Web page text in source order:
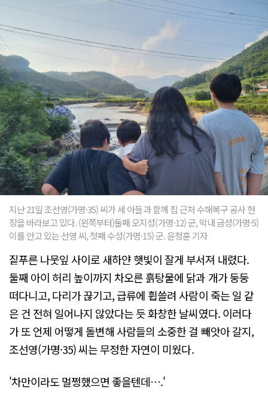
지난 21일 조선영(가명·35) 씨가 세 아들과 함께 집 근처 수해복구 공사 현
장을 바라보고 있다. (왼쪽부터)둘째 오지성(가명·12) 군, 막내 금성(가명·5)
이를 안고 있는 선영 씨, 첫째 수성(가명·15) 군. 윤정훈 기자
짙푸른 나뭇잎 사이로 새하얀 햇빛이 잘게 부서져 내렸다.
둘째 아이 허리 높이까지 차오른 흙탕물에 닭과 개가 둥둥
떠다니고, 다리가 끊기고, 급류에 휩쓸려 사람이 죽는 일 같
은 건 전혀 일어나지 않았다는 듯 화창한 날씨였다. 이러다
가 또 언제 어떻게 돌변해 사람들의 소중한 걸 빼앗아 갈지,
조선영(가명·35) 씨는 무정한 자연이 미웠다.
'차만이라도 멀쩡했으면 좋을텐데….'